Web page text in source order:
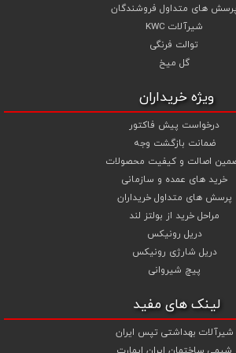
پرسش های متداول فروشندگان
شیرآلات KWC
توالت فرنگی
گل میخ
ویژه خریداران
درخواست پیش فاکتور
ضمانت بازگشت وجه
اصالت و کیفیت محصولات
خرید های عمده و سازمانی
پرسش های متداول خریداران
مراحل خرید از بولتز لند
دریل رونیکس
دریل شارژی رونیکس
پیچ شیروانی
لینک های مفید
شیرآلات بهداشتی تپس ایران